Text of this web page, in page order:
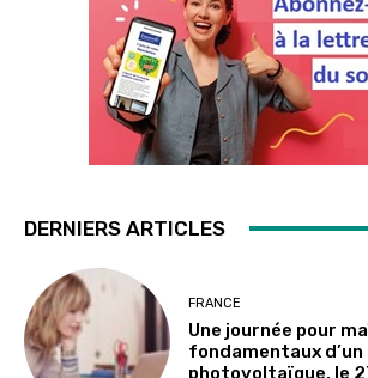
DERNIERS ARTICLES
FRANCE
Une journée pour
fondamentaux
photovoltaïque, le